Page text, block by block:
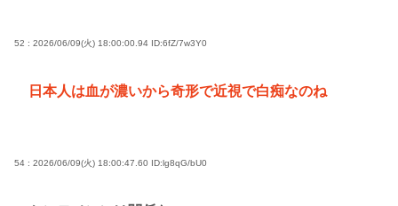
52 : 2026/06/09(火) 18:00:00.94 ID:6fZ/7w3Y0
日本人は血が濃いから奇形で近視で白痴なのね
54 : 2026/06/09(火) 18:00:47.60 ID:lg8qG/bU0